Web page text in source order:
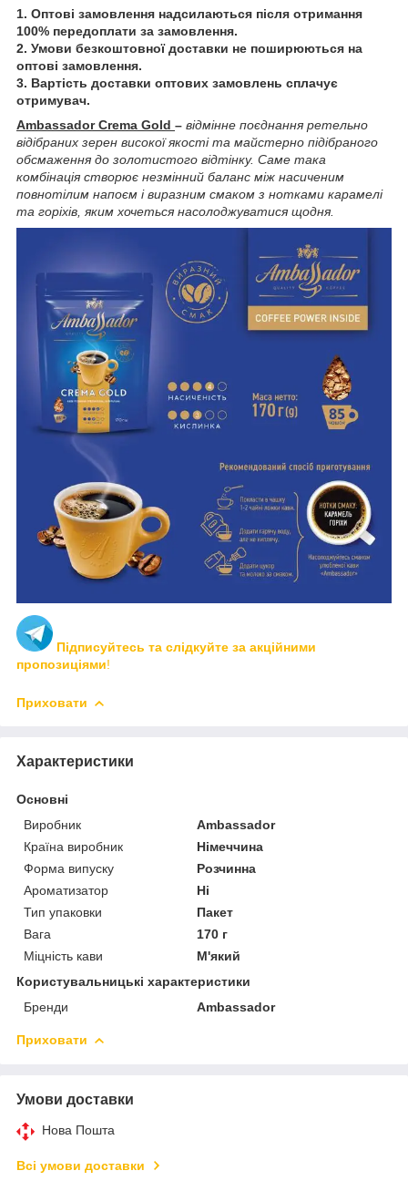
1. Оптові замовлення надсилаються після отримання
100% передоплати за замовлення.
2. Умови безкоштовної доставки не поширюються на
оптові замовлення.
3. Вартість доставки оптових замовлень сплачує
отримувач.
Ambassador Crema Gold – відмінне поєднання ретельно
відібраних зерен високої якості та майстерно підібраного
обсмаження до золотистого відтінку. Саме така
комбінація створює незмінний баланс між насиченим
повнотілим напоєм і виразним смаком з нотками карамелі
та горіхів, яким хочеться насолоджуватися щодня.
Підписуйтесь та слідкуйте за акційними
пропозиціями!
Приховати
Характеристики
Основні
Виробник
Ambassador
Країна виробник
Німеччина
Форма випуску
Розчинна
Ароматизатор
Ні
Тип упаковки
Пакет
Вага
170 г
Міцність кави
М'який
Користувальницькі характеристики
Бренди
Ambassador
Приховати
Умови доставки
Нова Пошта
Всі умови доставки